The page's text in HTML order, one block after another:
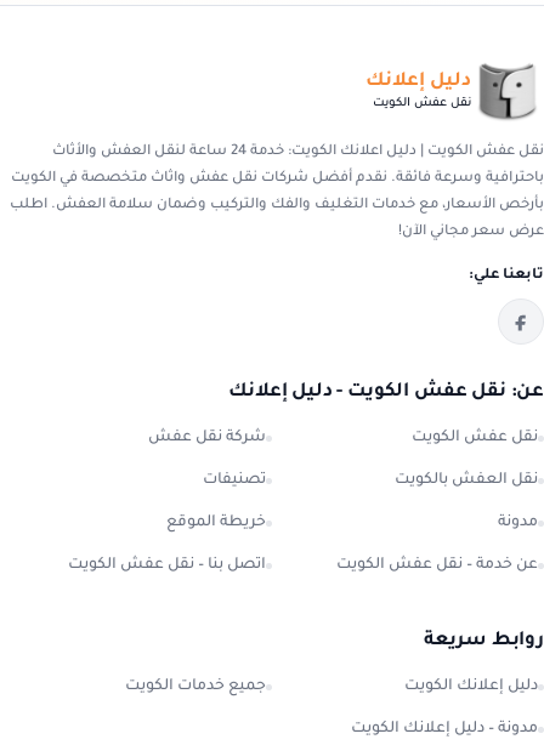
دليل إعلانك
نقل عفش الكويت
نقل عفش الكويت | دليل اعلانك الكويت: خدمة 24 ساعة لنقل العفش والأثاث
باحترافية وسرعة فائقة. نقدم أفضل شركات نقل عفش واثاث متخصصة في الكويت
بأرخص الأسعار، مع خدمات التغليف والفك والتركيب وضمان سلامة العفش. اطلب
عرض سعر مجاني الآن!
تابعنا علي:
عن: نقل عفش الكويت - دليل إعلانك
نقل عفش الكويت شركة نقل عفش
نقل العفش بالكويت تصنيفات
مدونة خريطة الموقع
عن خدمة – نقل عفش الكويت اتصل بنا – نقل عفش الكويت
روابط سريعة
دليل إعلانك الكويت جميع خدمات الكويت
مدونة – دليل إعلانك الكويت